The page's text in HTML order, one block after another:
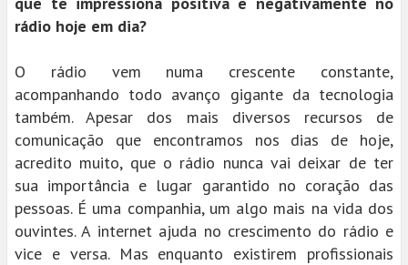
rádio hoje em dia?
O rádio vem numa crescente constante,
acompanhando todo avanço gigante da tecnologia
também. Apesar dos mais diversos recursos de
comunicação que encontramos nos dias de hoje,
acredito muito, que o rádio nunca vai deixar de ter
sua importância e lugar garantido no coração das
pessoas. É uma companhia, um algo mais na vida dos
ouvintes. A internet ajuda no crescimento do rádio e
vice e versa. Mas enquanto existirem profissionais